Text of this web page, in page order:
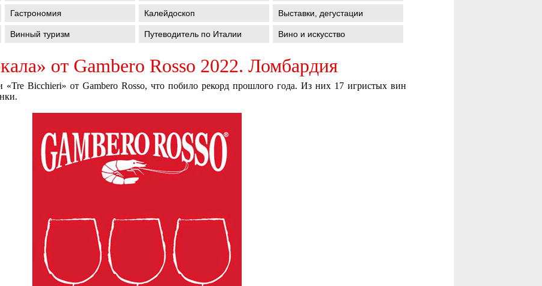
Гастрономия Калейдоскоп Выставки, дегустации
Винный туризм Путеводитель по Италии Вино и искусство
от Gambero Rosso 2022. Ломбардия
Bicchieri» от Gambero Rosso, что побило рекорд прошлого года. Из них 17 игристых вин